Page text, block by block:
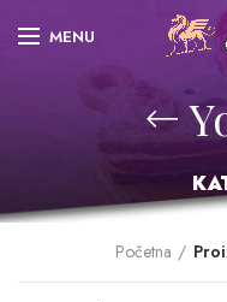
MENU
Početna